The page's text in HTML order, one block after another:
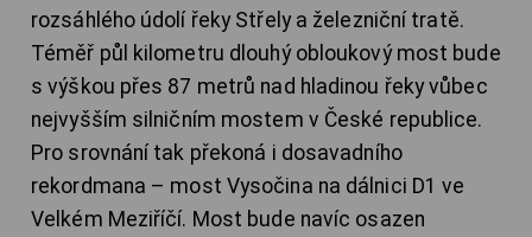
rozsáhlého údolí řeky Střely a železniční tratě.
Téměř půl kilometru dlouhý obloukový most bude
s výškou přes 87 metrů nad hladinou řeky vůbec
nejvyšším silničním mostem v České republice.
Pro srovnání tak překoná i dosavadního
rekordmana – most Vysočina na dálnici D1 ve
Velkém Meziříčí. Most bude navíc osazen